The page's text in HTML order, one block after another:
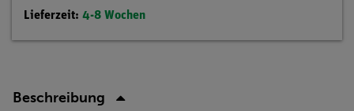
Lieferzeit: 4-8 Wochen
Beschreibung